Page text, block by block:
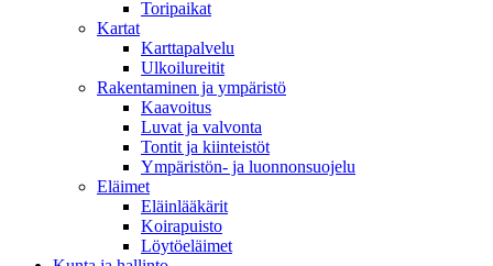
Toripaikat
Kartat
Karttapalvelu
Ulkoilureitit
Rakentaminen ja ympäristö
Kaavoitus
Luvat ja valvonta
Tontit ja kiinteistöt
Ympäristön- ja luonnonsuojelu
Eläimet
Eläinlääkärit
Koirapuisto
Löytöeläimet